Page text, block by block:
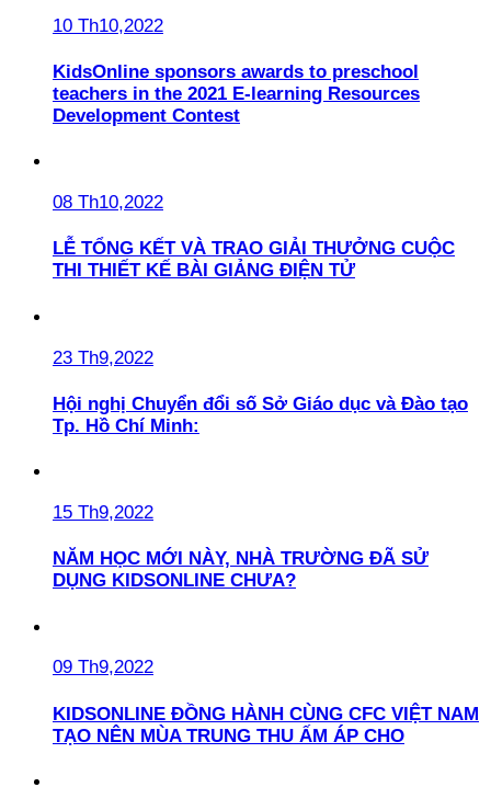
10 Th10,2022
KidsOnline sponsors awards to preschool
teachers in the 2021 E-learning Resources
Development Contest
08 Th10,2022
LỄ TỔNG KẾT VÀ TRAO GIẢI THƯỞNG CUỘC
THI THIẾT KẾ BÀI GIẢNG ĐIỆN TỬ
23 Th9,2022
Hội nghị Chuyển đổi số Sở Giáo dục và Đào tạo
Tp. Hồ Chí Minh:
15 Th9,2022
NĂM HỌC MỚI NÀY, NHÀ TRƯỜNG ĐÃ SỬ
DỤNG KIDSONLINE CHƯA?
09 Th9,2022
KIDSONLINE ĐỒNG HÀNH CÙNG CFC VIỆT NAM
TẠO NÊN MÙA TRUNG THU ẤM ÁP CHO